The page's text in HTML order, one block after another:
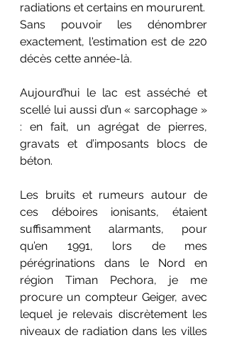
Sans pouvoir les dénombrer
exactement, l'estimation est de 220
décès cette année-là.
Aujourd’hui le lac est asséché et
scellé lui aussi d’un « sarcophage »
: en fait, un agrégat de pierres,
gravats et d’imposants blocs de
béton.
Les bruits et rumeurs autour de
ces déboires ionisants, étaient
suffisamment alarmants, pour
qu’en 1991, lors de mes
pérégrinations dans le Nord en
région Timan Pechora, je me
procure un compteur Geiger, avec
lequel je relevais discrètement les
niveaux de radiation dans les villes